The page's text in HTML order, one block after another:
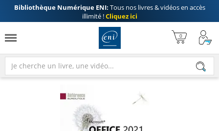
Bibliothèque Numérique ENI: Tous nos livres & vidéos en accès
illimité !Cliquez ici